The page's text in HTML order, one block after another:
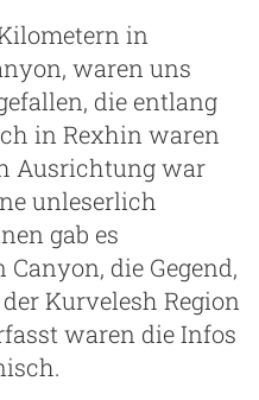
in
waren uns
die entlang
in Rexhin waren
Ausrichtung war
unleserlich
gab es
die Gegend,
Kurvelesh Region
waren die Infos